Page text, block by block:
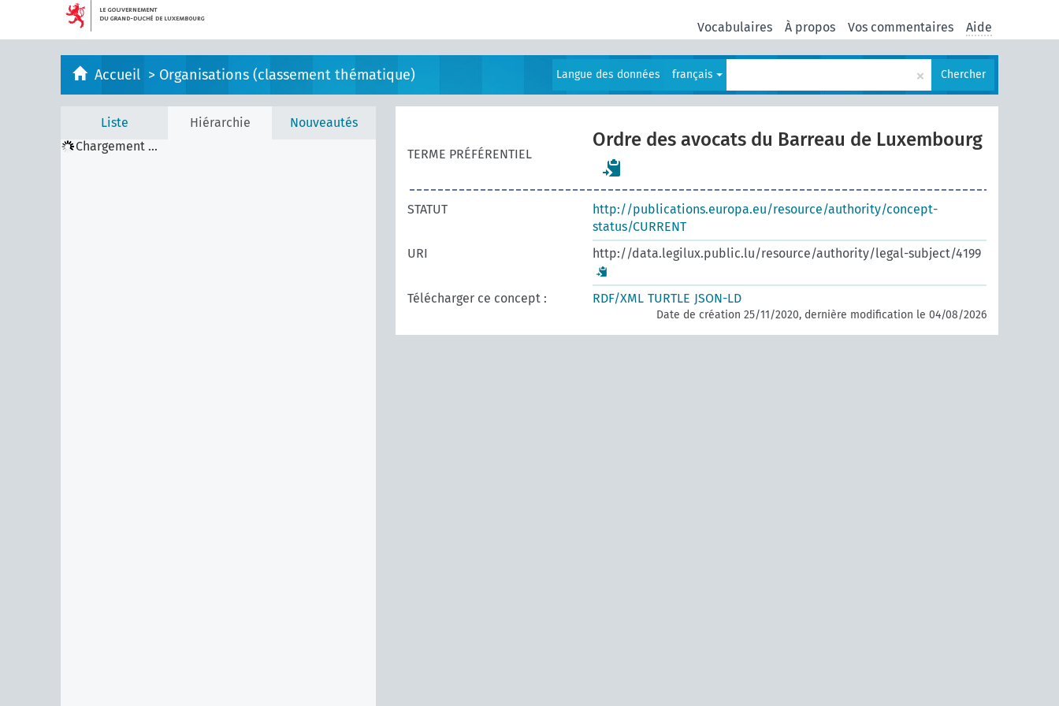
Vocabulaires À propos Vos commentaires Aide
Accueil > Organisations (classement thématique) Langue des données français × Chercher
Liste Hiérarchie
Nouveautés
Chargement ...
TERME PRÉFÉRENTIEL
Ordre des avocats du Barreau de Luxembourg
STATUT
http://publications.europa.eu/resource/authority/concept-
status/CURRENT
URI
http://data.legilux.public.lu/resource/authority/legal-subject/4199
Télécharger ce concept : RDF/XML TURTLE JSON-LD
Date de création 25/11/2020, dernière modification le 04/08/2026